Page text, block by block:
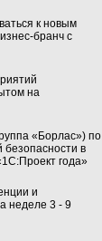
к новым
бранч с
на
«Борлас») по
в
года»
и
неделе 3 - 9